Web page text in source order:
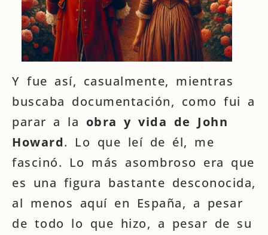
Y fue así, casualmente, mientras
buscaba documentación, como fui a
parar a la obra y vida de John
Howard. Lo que leí de él, me
fascinó. Lo más asombroso era que
es una figura bastante desconocida,
al menos aquí en España, a pesar
de todo lo que hizo, a pesar de su